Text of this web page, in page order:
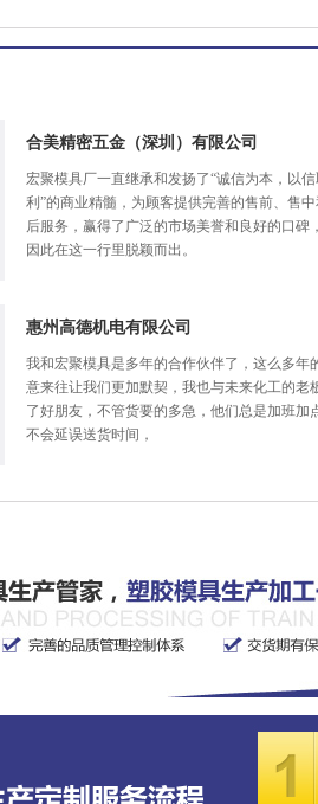
合美精密五金（深圳）有限公司
宏聚模具厂一直继承和发扬了“诚信为本，以信
利”的商业精髓，为顾客提供完善的售前、售
后服务，赢得了广泛的市场美誉和良好的口碑
因此在这一行里脱颖而出。
惠州高德机电有限公司
我和宏聚模具是多年的合作伙伴了，这么多年
意来往让我们更加默契，我也与未来化工的老
了好朋友，不管货要的多急，他们总是加班加
不会延误送货时间，